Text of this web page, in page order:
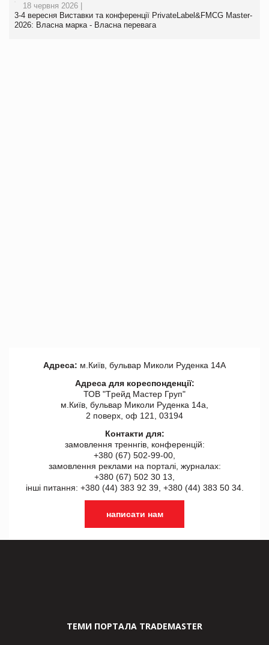
18 червня 2026 |
3-4 вересня Виставки та конференції PrivateLabel&FMCG Master-
2026: Власна марка - Власна перевага
Адреса: м.Київ, бульвар Миколи Руденка 14А
Адреса для кореспонденції:
ТОВ "Tрейд Мастер Груп"
м.Київ, бульвар Миколи Руденка 14а,
2 поверх, оф 121, 03194
Контакти для:
замовлення треннгів, конференцій:
+380 (67) 502-99-00,
замовлення реклами на порталі, журналах:
+380 (67) 502 30 13,
інші питання: +380 (44) 383 92 39, +380 (44) 383 50 34.
написати нам
ТЕМИ ПОРТАЛА TRADEMASTER